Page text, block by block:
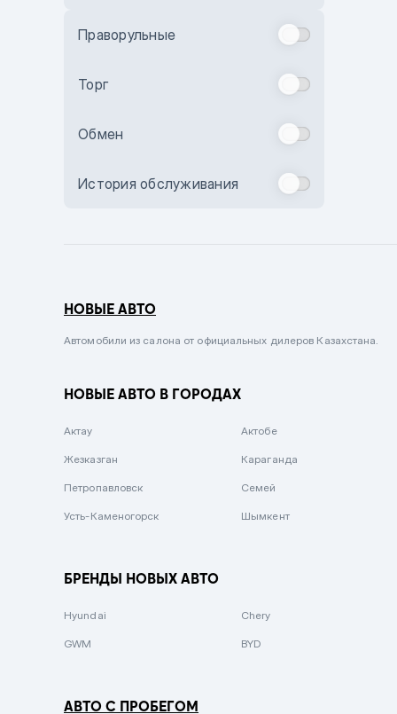
Бежевый
Комбинированный
Сиреневый металлик
Вишневый
Зеленый металлик
Праворульные
Торг
Обмен
История обслуживания
НОВЫЕ АВТО
Автомобили из салона от официальных дилеров Казахстана.
НОВЫЕ АВТО В ГОРОДАХ
Актау Актобе
Жезказган Караганда
Петропавловск Семей
Усть-Каменогорск Шымкент
БРЕНДЫ НОВЫХ АВТО
Hyundai Chery
GWM BYD
АВТО С ПРОБЕГОМ